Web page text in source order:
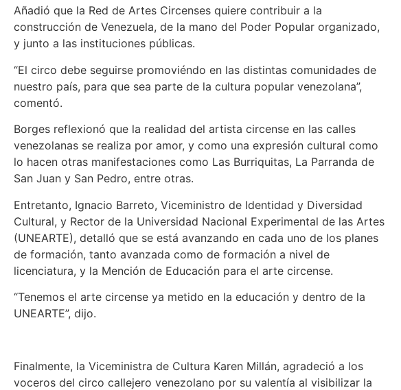
Añadió que la Red de Artes Circenses quiere contribuir a la
construcción de Venezuela, de la mano del Poder Popular organizado,
y junto a las instituciones públicas.
“El circo debe seguirse promoviéndo en las distintas comunidades de
nuestro país, para que sea parte de la cultura popular venezolana”,
comentó.
Borges reflexionó que la realidad del artista circense en las calles
venezolanas se realiza por amor, y como una expresión cultural como
lo hacen otras manifestaciones como Las Burriquitas, La Parranda de
San Juan y San Pedro, entre otras.
Entretanto, Ignacio Barreto, Viceministro de Identidad y Diversidad
Cultural, y Rector de la Universidad Nacional Experimental de las Artes
(UNEARTE), detalló que se está avanzando en cada uno de los planes
de formación, tanto avanzada como de formación a nivel de
licenciatura, y la Mención de Educación para el arte circense.
“Tenemos el arte circense ya metido en la educación y dentro de la
UNEARTE”, dijo.
Finalmente, la Viceministra de Cultura Karen Millán, agradeció a los
voceros del circo callejero venezolano por su valentía al visibilizar la